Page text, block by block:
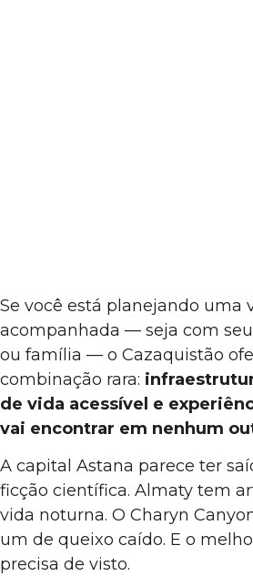
Se você está planejando uma
acompanhada — seja com
ou família — o Cazaquistão
combinação rara:
de vida acessível e
vai encontrar em nenhum
A capital Astana parece ter
ficção científica. Almaty tem
vida noturna. O Charyn
um de queixo caído. E o
precisa de visto.